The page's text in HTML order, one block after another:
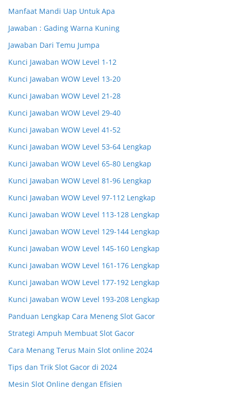
Manfaat Mandi Uap Untuk Apa
Jawaban : Gading Warna Kuning
Jawaban Dari Temu Jumpa
Kunci Jawaban WOW Level 1-12
Kunci Jawaban WOW Level 13-20
Kunci Jawaban WOW Level 21-28
Kunci Jawaban WOW Level 29-40
Kunci Jawaban WOW Level 41-52
Kunci Jawaban WOW Level 53-64 Lengkap
Kunci Jawaban WOW Level 65-80 Lengkap
Kunci Jawaban WOW Level 81-96 Lengkap
Kunci Jawaban WOW Level 97-112 Lengkap
Kunci Jawaban WOW Level 113-128 Lengkap
Kunci Jawaban WOW Level 129-144 Lengkap
Kunci Jawaban WOW Level 145-160 Lengkap
Kunci Jawaban WOW Level 161-176 Lengkap
Kunci Jawaban WOW Level 177-192 Lengkap
Kunci Jawaban WOW Level 193-208 Lengkap
Panduan Lengkap Cara Meneng Slot Gacor
Strategi Ampuh Membuat Slot Gacor
Cara Menang Terus Main Slot online 2024
Tips dan Trik Slot Gacor di 2024
Mesin Slot Online dengan Efisien